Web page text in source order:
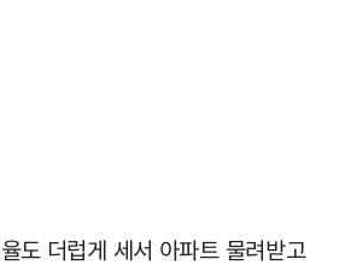
도 더럽게 세서 아파트 물려받고